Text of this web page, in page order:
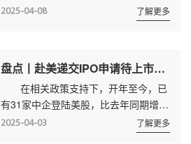
元;募资资金超过1000万，低于2000万
美元的公司，有3家;其余5家均...
金113.55亿美元，同比分别增长
75.56%、32.46%。 一季度新股来
者，有28只新股来自中国。新加坡3
只，马来西亚和日本，各有2只新
股。 79只新股中的18只为SPAC，
共募集资金27.37亿美元，占比分别
2025-04-08 了解更多
盘点丨赴美递交IPO申请待上市中企(截至2025年4月2日)： 84家 附名单
在相关政策支持下，开年至今，已
有31家中企登陆美股，比去年同期增长
121%。同时，赴美IPO后备队伍持续扩
容。 根据美国SEC公开信息，绿专
2025-04-03 了解更多